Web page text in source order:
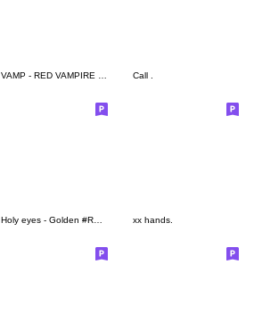
VAMP - RED VAMPIRE #RolePlay ( T C ! ) Call .
xx hands.